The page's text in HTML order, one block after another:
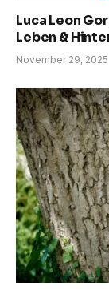
Luca Leon
Leben &
November 29, 2025